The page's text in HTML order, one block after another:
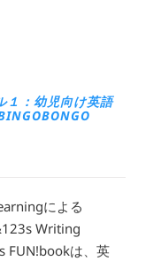
１：幼児向け英語
による
Writing
FUN!bookは、英